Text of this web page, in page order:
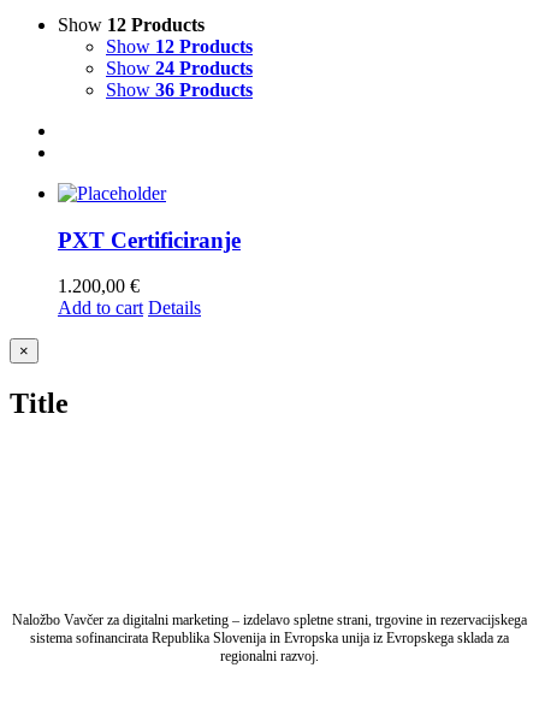
Show 12 Products
Show 12 Products
Show 24 Products
Show 36 Products
PXT Certificiranje
1.200,00 €
Add to cart Details
Close
product
view
×
Title
Naložbo Vavčer za digitalni marketing – izdelavo spletne strani, trgovine in rezervacijskega
sistema sofinancirata Republika Slovenija in Evropska unija iz Evropskega sklada za
regionalni razvoj.